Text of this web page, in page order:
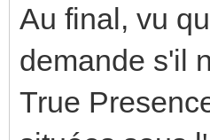
Au final, vu
demande s'il
True